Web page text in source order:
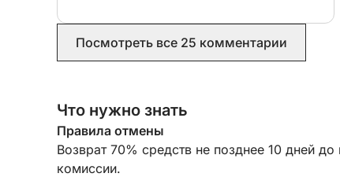
довольны и будем от всей души
рекомендовать их! Mille grazie!
Посмотреть все 25 комментарии
Что нужно знать
Правила отмены
Возврат 70% средств не позднее 10 дней
комиссии.